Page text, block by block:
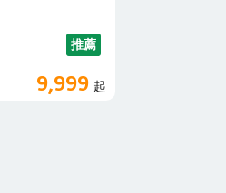
程（含導
德藥房→邱良功
的古蹟、建築與
一處風情。 ☆☆
宴的菜色從前
特色閩南小吃，
堡四周挖掘了
。三角堡具有堅
推薦
9,999 起